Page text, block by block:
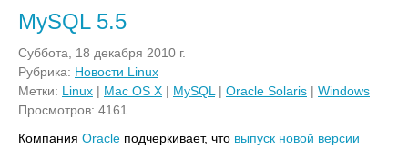
MySQL 5.5
Суббота, 18 декабря 2010 г.
Рубрика: Новости Linux
Метки: Linux | Mac OS X | MySQL | Oracle Solaris | Windows
Просмотров: 4161
Компания Oracle подчеркивает, что выпуск новой версии